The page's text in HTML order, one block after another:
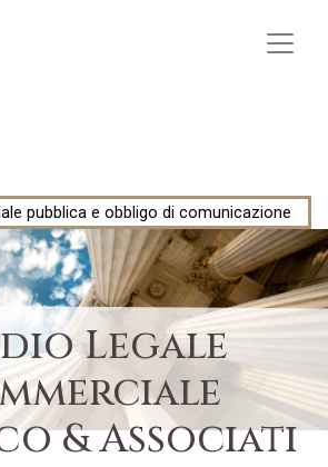
di comunicazione Anatocismo
Legale
& Associati